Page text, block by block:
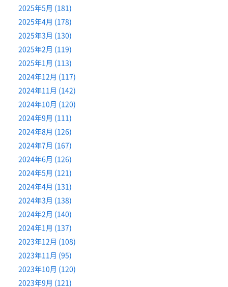
2025年5月 (181)
2025年4月 (178)
2025年3月 (130)
2025年2月 (119)
2025年1月 (113)
2024年12月 (117)
2024年11月 (142)
2024年10月 (120)
2024年9月 (111)
2024年8月 (126)
2024年7月 (167)
2024年6月 (126)
2024年5月 (121)
2024年4月 (131)
2024年3月 (138)
2024年2月 (140)
2024年1月 (137)
2023年12月 (108)
2023年11月 (95)
2023年10月 (120)
2023年9月 (121)